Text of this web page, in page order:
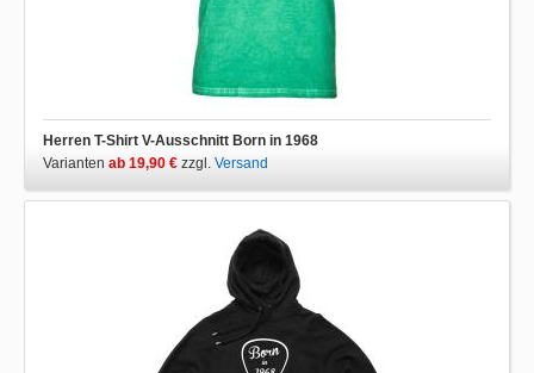
Herren T-Shirt V-Ausschnitt Born in 1968
Varianten ab 19,90 € zzgl. Versand